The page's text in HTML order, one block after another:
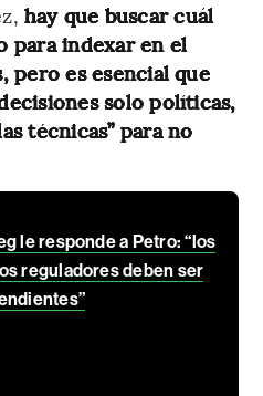
hay que buscar cuál
para indexar en el
pero es esencial que
solo políticas,
técnicas” para no
le responde a Petro: “los
reguladores deben ser